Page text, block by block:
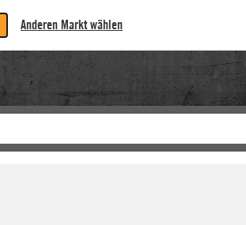
Anderen Markt wählen